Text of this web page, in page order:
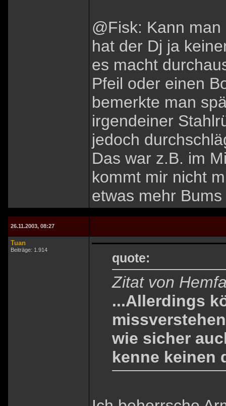
@Fisk: Kann
hat der Dj ja
es macht
Pfeil oder einen
bemerkte man
irgendeiner
jedoch
Das war z.B. im
kommt mir nicht
etwas mehr Bums
26.11.2003, 08:27
Tuan
Beiträge: 1.914
quote:
Zitat von
...Allerdings
wie sicher
kenne keinen